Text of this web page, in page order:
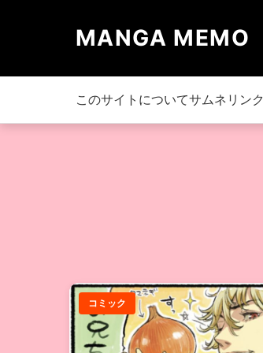
MANGA MEMO
このサイトについてサムネリンク
コミック